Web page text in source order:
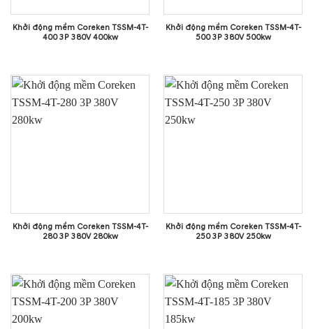
Khởi động mềm Coreken TSSM-4T-
400 3P 380V 400kw
Khởi động mềm Coreken TSSM-4T-
500 3P 380V 500kw
Khởi động mềm Coreken TSSM-4T-
280 3P 380V 280kw
Khởi động mềm Coreken TSSM-4T-
250 3P 380V 250kw